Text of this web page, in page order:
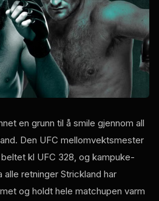
en grunn til å smile gjennom all
Den UFC mellomvektsmester
kl UFC 328, og kampuke-
retninger Strickland har
og holdt hele matchupen varm